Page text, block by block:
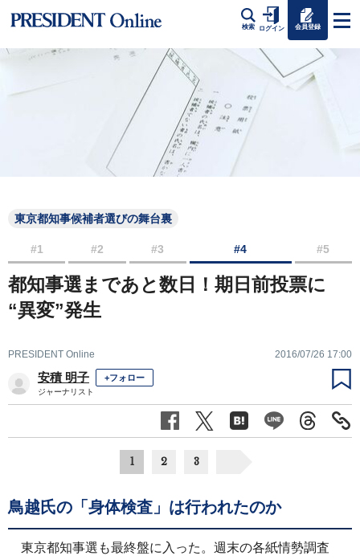
検索 ログイン 会員登録
東京都知事候補者選びの舞台裏
#1 #2 #3 #4 #5
都知事選まであと数日！期日前投票に
“異変”発生
PRESIDENT Online 2016/07/26 17:00
安積 明子 +フォロー
ジャーナリスト
1 2 3
鳥越氏の「身体検査」は行われたのか
東京都知事選も最終盤に入った。週末の各紙情勢調査